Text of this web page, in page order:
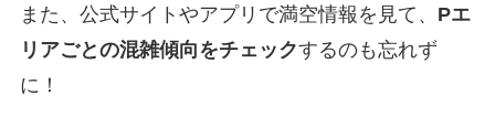
また、公式サイトやアプリで満空情報を見て、 Pエ
リアごとの混雑傾向をチェックするのも忘れず
に！